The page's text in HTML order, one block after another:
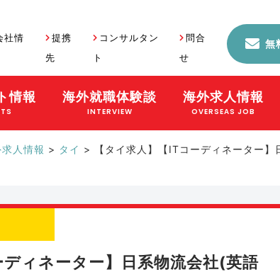
社情
提携
先
コンサルタン
ト
問合
せ
無
情報 海外就職体験談
INTERVIEW
海外求人情報
OVERSEAS JOB
人情報 > タイ >
【タイ求人】【ITコーディネーター
ディネーター】日系物流会社(英語